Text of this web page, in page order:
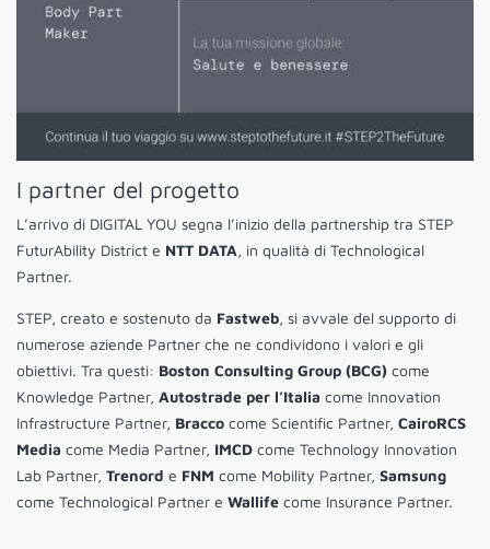
I partner del progetto
L’arrivo di DIGITAL YOU segna l’inizio della partnership tra STEP
FuturAbility District e NTT DATA, in qualità di Technological
Partner.
STEP, creato e sostenuto da Fastweb, si avvale del supporto di
numerose aziende Partner che ne condividono i valori e gli
obiettivi. Tra questi: Boston Consulting Group (BCG) come
Knowledge Partner, Autostrade per l’Italia come Innovation
Infrastructure Partner, Bracco come Scientific Partner, CairoRCS
Media come Media Partner, IMCD come Technology Innovation
Lab Partner, Trenord e FNM come Mobility Partner, Samsung
come Technological Partner e Wallife come Insurance Partner.